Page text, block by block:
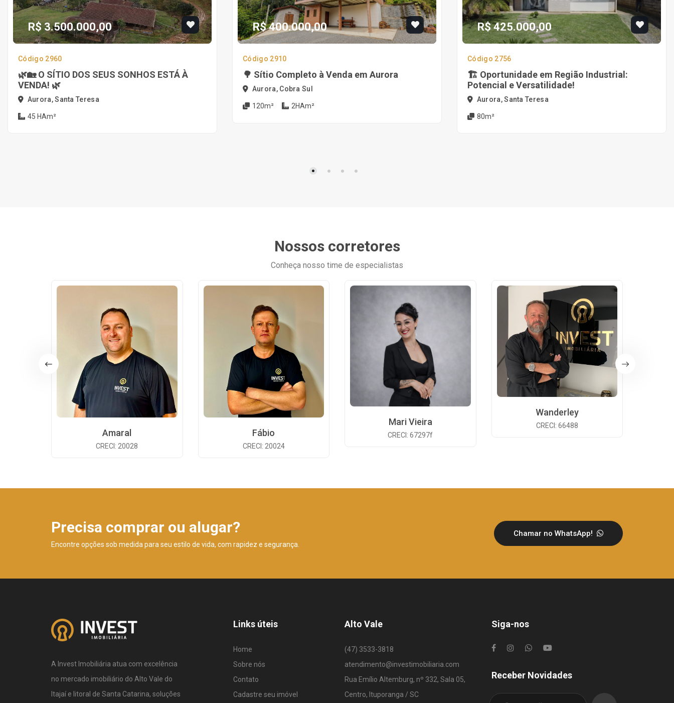
R$ 3.500.000,00
Código 2960
🌿🏡 O SÍTIO DOS SEUS SONHOS ESTÁ À
VENDA! 🌿
Aurora, Santa Teresa
45 HAm²
R$ 400.000,00
Código 2910
🌳 Sítio Completo à Venda em Aurora
Aurora, Cobra Sul
120m² 2HAm²
R$ 425.000,00
Código 2756
🏗️ Oportunidade em Região Industrial:
Potencial e Versatilidade!
Aurora, Santa Teresa
80m²
Nossos corretores
Conheça nosso time de especialistas
Amaral
CRECI: 20028
Fábio
CRECI: 20024
Mari Vieira
CRECI: 67297f
Wanderley
CRECI: 66488
Precisa comprar ou alugar?
Encontre opções sob medida para seu estilo de vida, com rapidez e segurança.
Chamar no WhatsApp!
A Invest Imobiliária atua com excelência
no mercado imobiliário do Alto Vale do
Itajaí e litoral de Santa Catarina, soluções
Links úteis
Home
Sobre nós
Contato
Cadastre seu imóvel
Alto Vale
(47) 3533-3818
atendimento@investimobiliaria.com
Rua Emílio Altemburg, nº 332, Sala 05,
Centro, Ituporanga / SC
Siga-nos
Receber Novidades